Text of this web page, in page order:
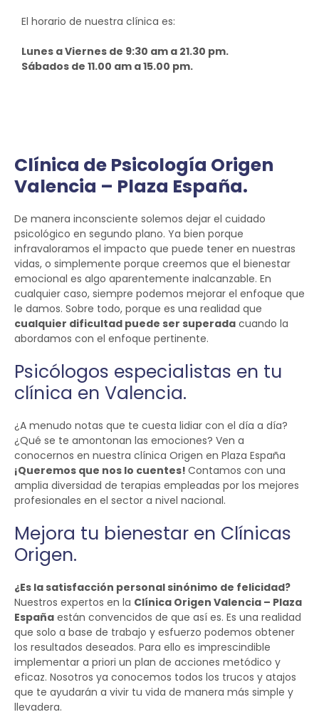
El horario de nuestra clínica es:
Lunes a Viernes de 9:30 am a 21.30 pm.
Sábados de 11.00 am a 15.00 pm.
Clínica de Psicología Origen
Valencia – Plaza España.
De manera inconsciente solemos dejar el cuidado
psicológico en segundo plano. Ya bien porque
infravaloramos el impacto que puede tener en nuestras
vidas, o simplemente porque creemos que el bienestar
emocional es algo aparentemente inalcanzable. En
cualquier caso, siempre podemos mejorar el enfoque que
le damos. Sobre todo, porque es una realidad que
cualquier dificultad puede ser superada cuando la
abordamos con el enfoque pertinente.
Psicólogos especialistas en tu
clínica en Valencia.
¿A menudo notas que te cuesta lidiar con el día a día?
¿Qué se te amontonan las emociones? Ven a
conocernos en nuestra clínica Origen en Plaza España
¡Queremos que nos lo cuentes! Contamos con una
amplia diversidad de terapias empleadas por los mejores
profesionales en el sector a nivel nacional.
Mejora tu bienestar en Clínicas
Origen.
¿Es la satisfacción personal sinónimo de felicidad?
Nuestros expertos en la Clínica Origen Valencia – Plaza
España están convencidos de que así es. Es una realidad
que solo a base de trabajo y esfuerzo podemos obtener
los resultados deseados. Para ello es imprescindible
implementar a priori un plan de acciones metódico y
eficaz. Nosotros ya conocemos todos los trucos y atajos
que te ayudarán a vivir tu vida de manera más simple y
llevadera.